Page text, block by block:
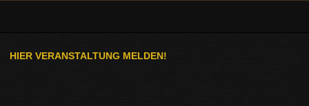
HIER VERANSTALTUNG MELDEN!